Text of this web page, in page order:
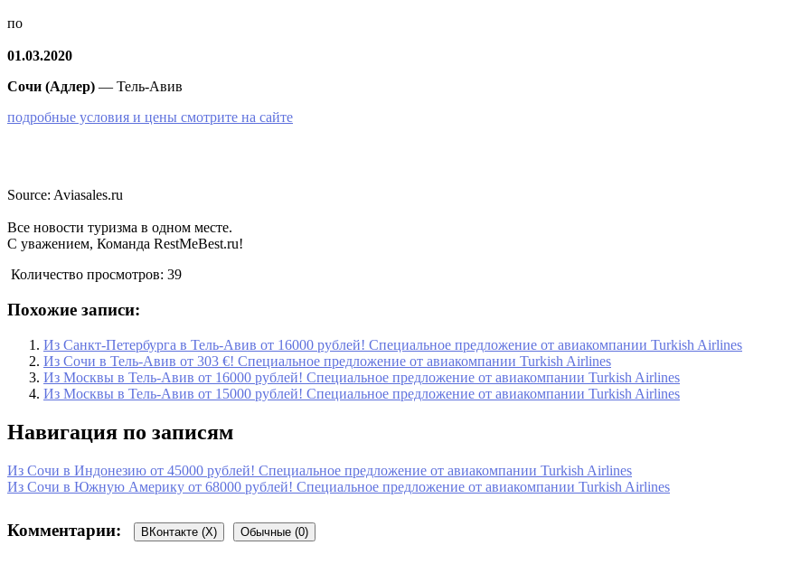
по
01.03.2020
Сочи (Адлер) — Тель-Авив
подробные условия и цены смотрите на сайте
Source: Aviasales.ru
Все новости туризма в одном месте.
С уважением, Команда RestMeBest.ru!
Количество просмотров: 39
Похожие записи:
Из Санкт-Петербурга в Тель-Авив от 16000 рублей! Специальное предложение от авиакомпании Turkish Airlines
Из Сочи в Тель-Авив от 303 €! Специальное предложение от авиакомпании Turkish Airlines
Из Москвы в Тель-Авив от 16000 рублей! Специальное предложение от авиакомпании Turkish Airlines
Из Москвы в Тель-Авив от 15000 рублей! Специальное предложение от авиакомпании Turkish Airlines
Навигация по записям
Из Сочи в Индонезию от 45000 рублей! Специальное предложение от авиакомпании Turkish Airlines
Из Сочи в Южную Америку от 68000 рублей! Специальное предложение от авиакомпании Turkish Airlines
Комментарии: ВКонтакте (X) Обычные (0)